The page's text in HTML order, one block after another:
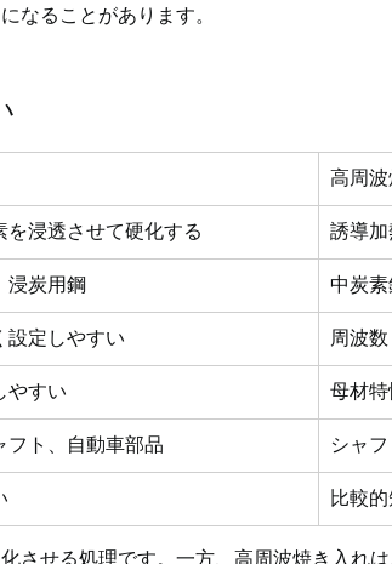
なることがあります。
高周
を浸透させて硬化する 誘導
浸炭用鋼 中炭
設定しやすい 周波
やすい 母材
フト、自動車部品 シャ
比較
させる処理です。一方、高周波焼き入れ